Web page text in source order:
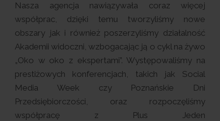
Nasza agencja nawiązywała coraz więcej
współprac, dzięki temu tworzyliśmy nowe
obszary jak i również poszerzyliśmy działalność
Akademii widoczni, wzbogacając ją o cykl na żywo
„Oko w oko z ekspertami”. Występowaliśmy na
prestiżowych konferencjach, takich jak Social
Media Week czy Poznańskie Dni
Przedsiębiorczości, oraz rozpoczęliśmy
współpracę z Plus Jeden